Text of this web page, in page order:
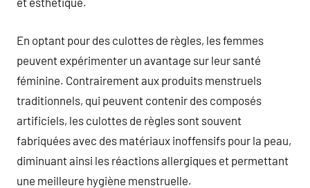
En optant pour des culottes de règles, les femmes
peuvent expérimenter un avantage sur leur santé
féminine. Contrairement aux produits menstruels
traditionnels, qui peuvent contenir des composés
artificiels, les culottes de règles sont souvent
fabriquées avec des matériaux inoffensifs pour la peau,
diminuant ainsi les réactions allergiques et permettant
une meilleure hygiène menstruelle.